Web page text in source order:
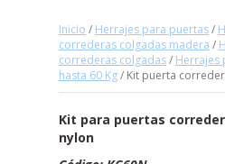
Inicio / Herrajes para puertas/
correderas colgadas madera /
correderas colgadas/ Herrajes
hasta 60 Kg/ Kit puerta
Kit para puertas
nylon